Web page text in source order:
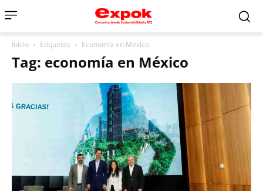
Inicio Etiquetas Economía en México
Tag: economía en México